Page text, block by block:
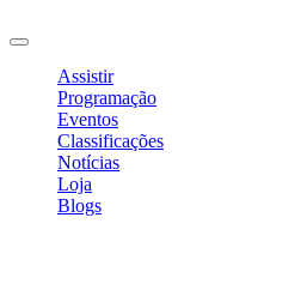
Assistir
Programação
Eventos
Classificações
Notícias
Loja
Blogs